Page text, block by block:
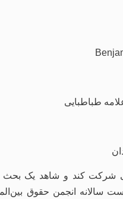
طباطبایی
شرکت ‌کند و شاهد یک بحث
سالانه انجمن حقوق